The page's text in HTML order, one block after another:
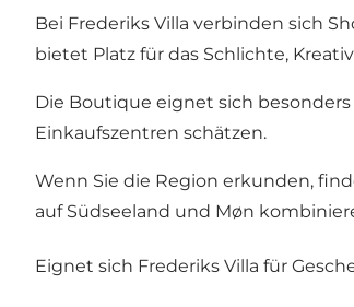
Bei Frederiks Villa verbinden sich
bietet Platz für das Schlichte,
Die Boutique eignet sich
Einkaufszentren schätzen.
Wenn Sie die Region erkunden,
auf Südseeland und Møn
Eignet sich Frederiks Villa für